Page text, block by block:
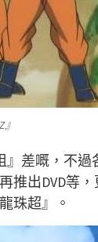
差嘅，不過
推出DVD等
珠超』。